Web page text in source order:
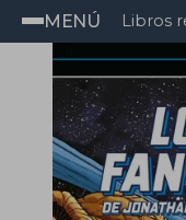
MENÚ Libros